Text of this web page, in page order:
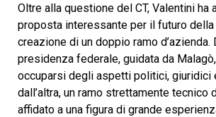
Oltre alla questione del CT, Valentini ha
proposta interessante per il futuro della
creazione di un doppio ramo d’azienda.
presidenza federale, guidata da
occuparsi degli aspetti politici, giuridici
dall’altra, un ramo strettamente tecnico
affidato a una figura di grande